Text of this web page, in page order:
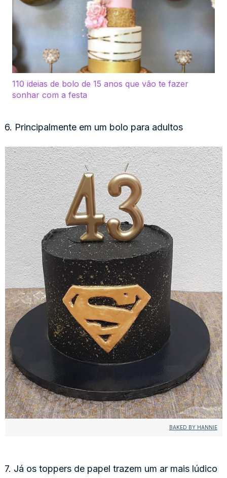
110 ideias de bolo de 15 anos que vão te fazer
sonhar com a festa
6. Principalmente em um bolo para adultos
BAKED BY HANNIE
7. Já os toppers de papel trazem um ar mais lúdico